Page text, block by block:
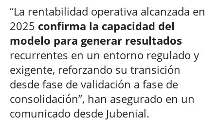
“La rentabilidad operativa alcanzada en
2025 confirma la capacidad del
modelo para generar resultados
recurrentes en un entorno regulado y
exigente, reforzando su transición
desde fase de validación a fase de
consolidación”, han asegurado en un
comunicado desde Jubenial.